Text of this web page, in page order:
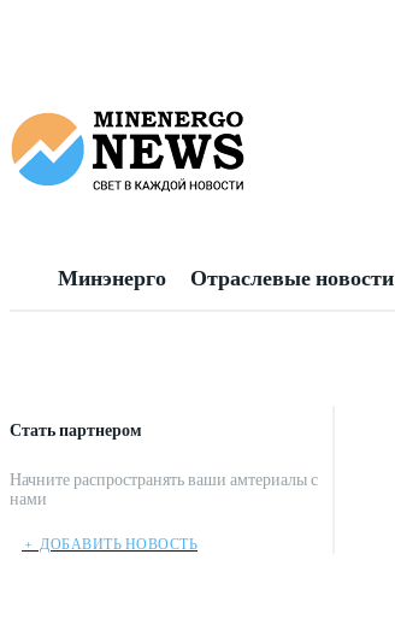
Минэнерго Отраслевые новости
Стать партнером
Начните распространять ваши амтериалы с
нами
﹢ ДОБАВИТЬ НОВОСТЬ